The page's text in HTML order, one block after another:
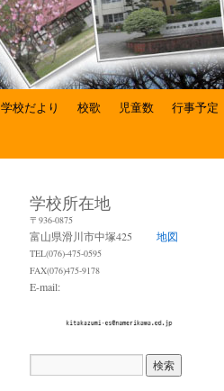
学校だより 校歌 児童数
行事予定
学校所在地
〒936-0875
富山県滑川市中塚425 地図
TEL(076)-475-0595
FAX(076)475-9178
E-mail: